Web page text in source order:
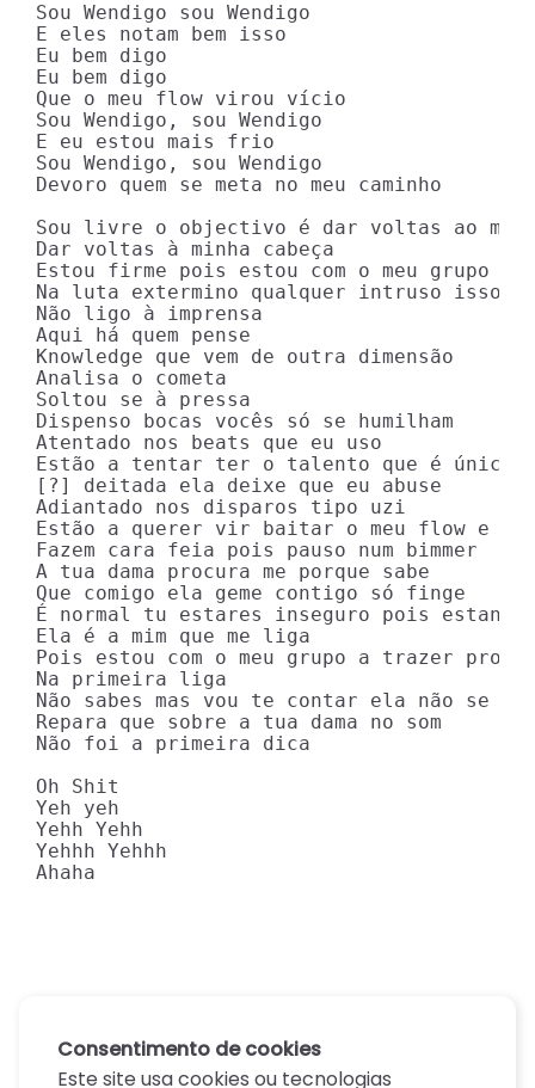
Sou Wendigo sou Wendigo
E eles notam bem isso
Eu bem digo
Eu bem digo
Que o meu flow virou vício
Sou Wendigo, sou Wendigo
E eu estou mais frio
Sou Wendigo, sou Wendigo
Devoro quem se meta no meu caminho
Sou livre o objectivo é dar voltas ao
Dar voltas à minha cabeça
Estou firme pois estou com o meu grupo
Na luta extermino qualquer intruso isso é
Não ligo à imprensa
Aqui há quem pense
Knowledge que vem de outra dimensão
Analisa o cometa
Soltou se à pressa
Dispenso bocas vocês só se humilham
Atentado nos beats que eu uso
Estão a tentar ter o talento que é único
[?] deitada ela deixe que eu abuse
Adiantado nos disparos tipo uzi
Estão a querer vir baitar o meu flow e o
Fazem cara feia pois pauso num bimmer
A tua dama procura me porque sabe
Que comigo ela geme contigo só finge
É normal tu estares inseguro pois estando
Ela é a mim que me liga
Pois estou com o meu grupo a trazer
Na primeira liga
Não sabes mas vou te contar ela não se
Repara que sobre a tua dama no som
Não foi a primeira dica
Oh Shit
Yeh yeh
Yehh Yehh
Yehhh Yehhh
Ahaha
Consentimento de cookies
Este site usa cookies ou tecnologias